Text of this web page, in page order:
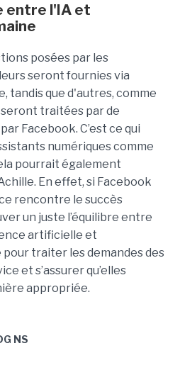
entre l'IA et
posées par les
seront fournies via
tandis que d'autres, comme
traitées par de
Facebook. C’est ce qui
numériques comme
pourrait également
En effet, si Facebook
rencontre le succès
un juste l’équilibre entre
artificielle et
pour traiter les demandes des
et s’assurer qu’elles
appropriée.
NS